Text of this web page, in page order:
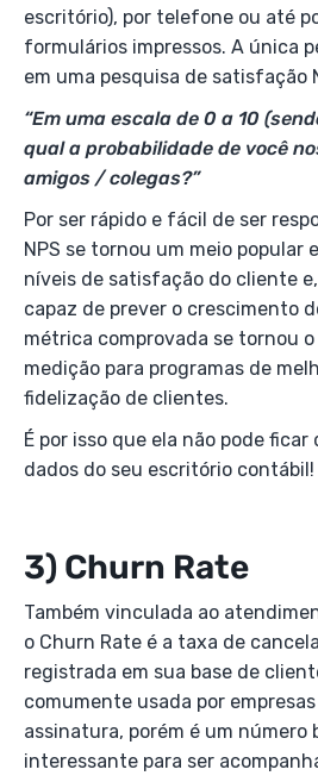
escritório), por telefone ou até
formulários impressos. A única
em uma pesquisa de satisfação
“Em uma escala de 0 a 10
qual a probabilidade de você
amigos / colegas?”
Por ser rápido e fácil de ser
NPS se tornou um meio popular
níveis de satisfação do cliente
capaz de prever o crescimento
métrica comprovada se tornou
medição para programas de
fidelização de clientes.
É por isso que ela não pode
dados do seu escritório contábil!
3) Churn Rate
Também vinculada ao
o Churn Rate é a taxa de
registrada em sua base de
comumente usada por
assinatura, porém é um número
interessante para ser